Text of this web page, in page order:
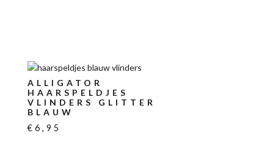
ALLIGATOR
HAARSPELDJES
VLINDERS GLITTER
BLAUW
€ 6,95